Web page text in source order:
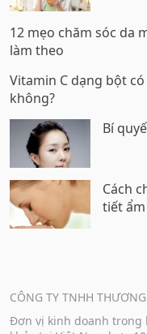
12 mẹo chăm sóc da
làm theo
Vitamin C dạng bột
không?
Bí
Cách
tiết
CÔNG TY TNHH
Đơn vị kinh doanh trong